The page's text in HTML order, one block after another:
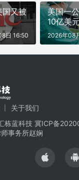
国又被
日 16:50
美国一
10亿美
诈超
2026年08
关于我们
栋蓝科技 冀ICP备
事务所赵娴